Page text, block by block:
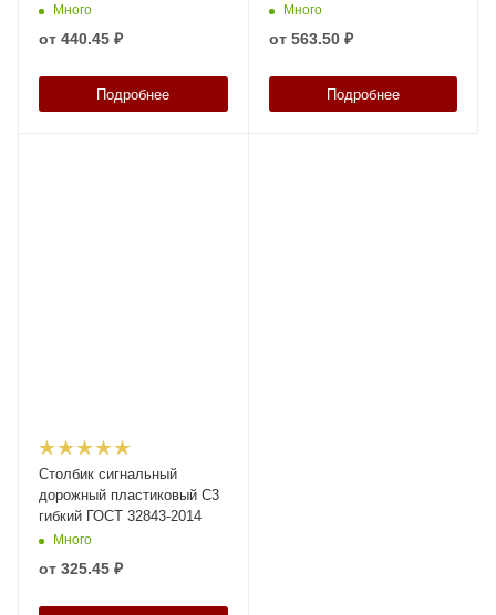
Много
от 440.45 ₽
Подробнее
Много
от 563.50 ₽
Подробнее
Столбик сигнальный
дорожный пластиковый С3
гибкий ГОСТ 32843-2014
Много
от 325.45 ₽